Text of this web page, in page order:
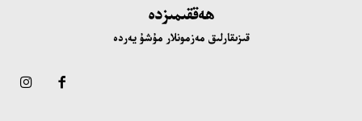
ھەققىمىزدە
قىزىقارلىق مەزمونلار مۇشۇ يەردە